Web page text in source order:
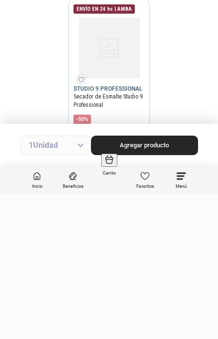
Inicio Beneficios
Carrito
Favoritos
1 Agregar producto
ENVÍO EN 24 hs | AMBA
STUDIO 9 PROFESSIONAL
Secador de Esmalte Studio 9
Professional
-50%
Precio sin impuestos nacionales
Agregar producto